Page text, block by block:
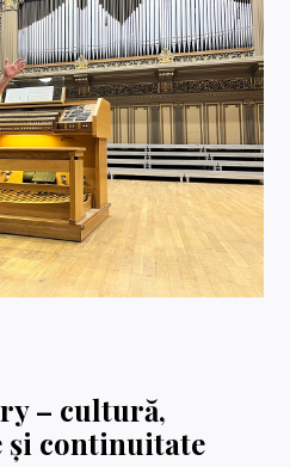
– cultură,
și continuitate